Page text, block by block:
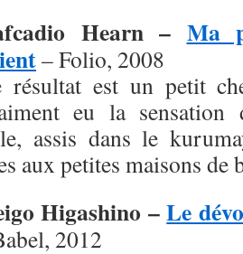
Hearn – Ma
– Folio, 2008
résultat est un petit
eu la sensation
assis dans le
aux petites maisons de
Higashino –Le
2012